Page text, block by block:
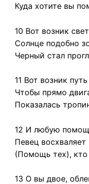
Куда хотите вы
10 Вот возник
Солнце подобно
Черный стал
11 Вот возник
Чтобы прямо
Показалась
12 И любую
Певец восхваляет
(Помощь тех), кто
13 О вы двое,